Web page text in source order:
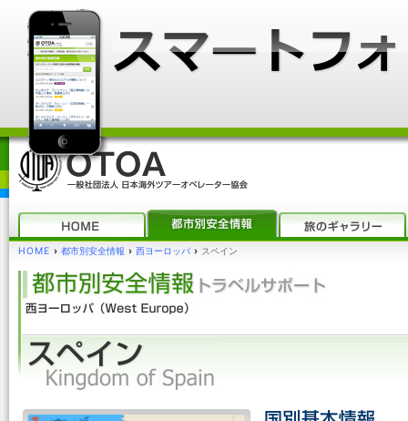
HOME › 都市別安全情報 › 西ヨーロッパ › スペイン